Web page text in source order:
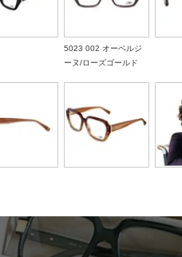
5023 002 オーベルジ
ーヌ/ローズゴールド